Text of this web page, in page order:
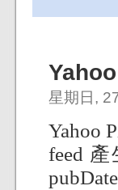
星期日,
Yahoo
feed